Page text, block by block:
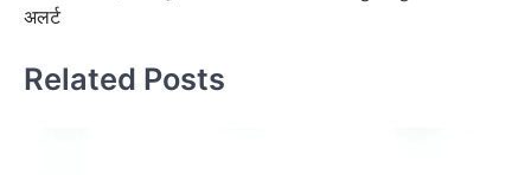
अलर्ट
Related Posts